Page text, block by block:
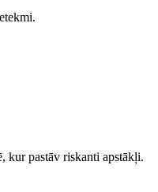
kur pastāv riskanti apstākļi.